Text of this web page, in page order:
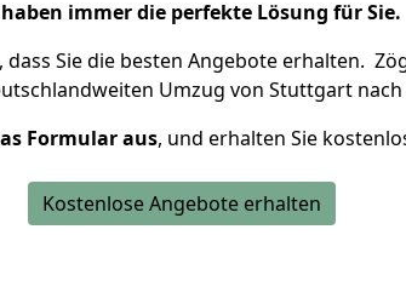
immer die perfekte Lösung für Sie.
Sie die besten Angebote erhalten.
Umzug von Stuttgart nach
Formular aus, und erhalten Sie
Kostenlose Angebote erhalten